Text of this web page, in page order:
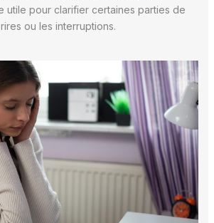
utile pour clarifier certaines parties de
ou les interruptions.